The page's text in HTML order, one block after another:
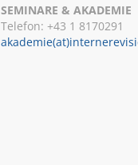
SEMINARE & AKADEMIE
Telefon: +43 1 8170291